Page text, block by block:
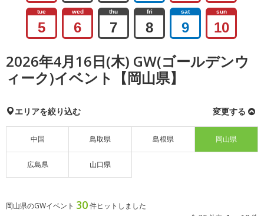
tue
5
wed
6
thu
7
fri
8
sat
9
sun
10
2026年4月16日(木) GW(ゴールデンウ
ィーク)イベント【岡山県】
エリアを絞り込む 変更する
中国 鳥取県 島根県 岡山県
広島県 山口県
岡山県のGWイベント 30件ヒットしました